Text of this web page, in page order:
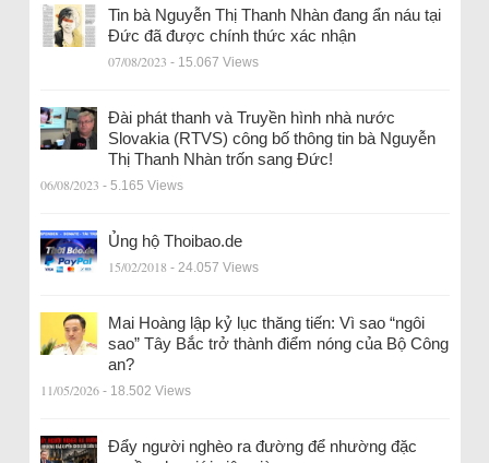
Tin bà Nguyễn Thị Thanh Nhàn đang ẩn náu tại
Đức đã được chính thức xác nhận
07/08/2023 - 15.067 Views
Đài phát thanh và Truyền hình nhà nước
Slovakia (RTVS) công bố thông tin bà Nguyễn
Thị Thanh Nhàn trốn sang Đức!
06/08/2023 - 5.165 Views
Ủng hộ Thoibao.de
15/02/2018 - 24.057 Views
Mai Hoàng lập kỷ lục thăng tiến: Vì sao “ngôi
sao” Tây Bắc trở thành điểm nóng của Bộ Công
an?
11/05/2026 - 18.502 Views
Đẩy người nghèo ra đường để nhường đặc